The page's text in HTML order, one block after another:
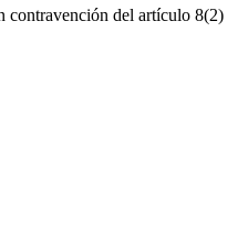
contravención del artículo 8(2)